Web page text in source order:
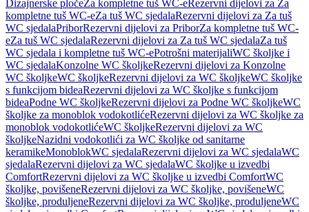
Dizajnerske pločeZa kompletne tuš WC-eRezervni dijelovi za Za
kompletne tuš WC-eZa tuš WC sjedalaRezervni dijelovi za Za tuš
WC sjedalaPriborRezervni dijelovi za PriborZa kompletne tuš WC-
eZa tuš WC sjedalaRezervni dijelovi za Za tuš WC sjedalaZa tuš
WC sjedala i kompletne tuš WC-ePotrošni materijaliWC školjke i
WC sjedalaKonzolne WC školjkeRezervni dijelovi za Konzolne
WC školjkeWC školjkeRezervni dijelovi za WC školjkeWC školjke
s funkcijom bideaRezervni dijelovi za WC školjke s funkcijom
bideaPodne WC školjkeRezervni dijelovi za Podne WC školjkeWC
školjke za monoblok vodokotlićeRezervni dijelovi za WC školjke za
monoblok vodokotlićeWC školjkeRezervni dijelovi za WC
školjkeNazidni vodokotlići za WC školjke od sanitarne
keramikeMonoblokWC sjedalaRezervni dijelovi za WC sjedalaWC
sjedalaRezervni dijelovi za WC sjedalaWC školjke u izvedbi
ComfortRezervni dijelovi za WC školjke u izvedbi ComfortWC
školjke, povišeneRezervni dijelovi za WC školjke, povišeneWC
školjke, produljeneRezervni dijelovi za WC školjke, produljeneWC